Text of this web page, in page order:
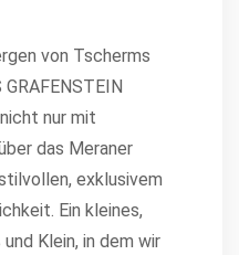
von Tscherms
nur mit
das Meraner
exklusivem
Ein kleines,
Klein, in dem wir